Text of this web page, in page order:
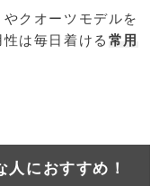
クオーツモデルを
は毎日着ける 常用
におすすめ！